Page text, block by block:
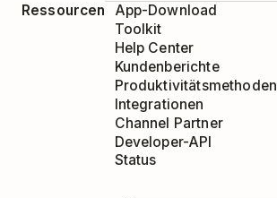
Ressourcen
App-Download
Toolkit
Help Center
Kundenberichte
Produktivitätsmethoden
Integrationen
Channel Partner
Developer-API
Status